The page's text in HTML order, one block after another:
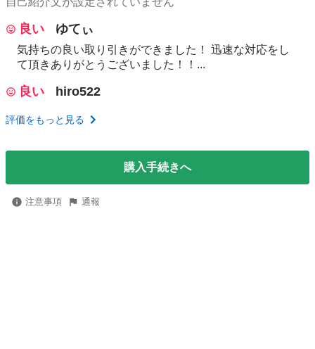
良い ゆてぃ
気持ちの良い取り引きができました！ 迅速な対応をし
て頂きありがとうございました！！...
良い hiro522
評価をもっと見る
購入手続きへ
注意事項 通報